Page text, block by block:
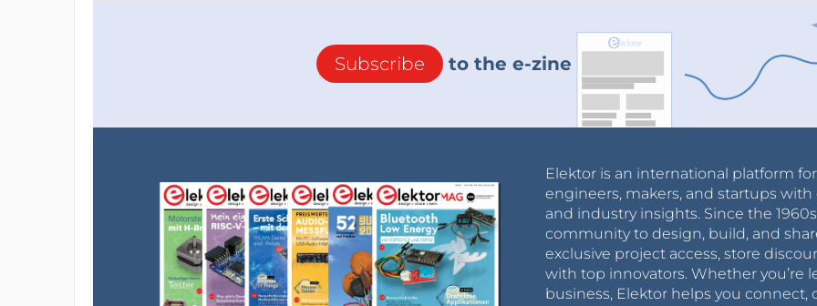
Subscribe to the e-zine
Elektor is an international platform
engineers, makers, and startups
and industry insights. Since the
community to design, build, and
exclusive project access, store
with top innovators. Whether you’re
business, Elektor helps you connect,